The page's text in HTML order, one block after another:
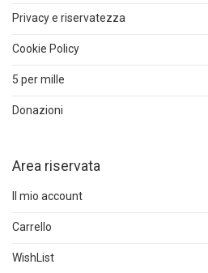
Privacy e riservatezza
Cookie Policy
5 per mille
Donazioni
Area riservata
Il mio account
Carrello
WishList